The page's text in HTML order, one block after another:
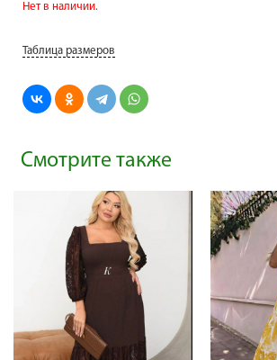
Нет в наличии.
Таблица размеров
Смотрите также